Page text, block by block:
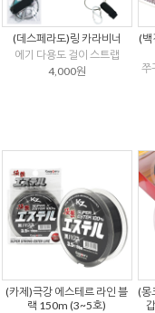
(데스페라도)링 카라비너
에기 다용도 걸이 스트랩
4,000원
(백
쭈
(카제)극강 에스테르 라인 블
랙 150m (3~5호)
(몽